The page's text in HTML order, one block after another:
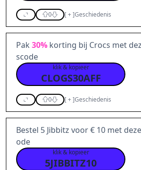
0 [+]Geschiedenis
Pak 30% korting bij Crocs met
scode
klik & kopieer
CLOGS30AFF
0 [+]Geschiedenis
Bestel 5 Jibbitz voor € 10 met
ode
klik & kopieer
5JIBBITZ10